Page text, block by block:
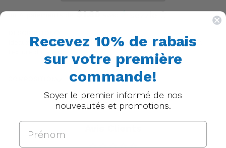
ou 4 paiements de$1.80avec ⓘ
Idéaux pour les jeunes qui préfèrent la douceur du tissu à la
Recevez 10% de rabais
sur votre première
commande!
Soyer le premier informé de nos
nouveautés et promotions.